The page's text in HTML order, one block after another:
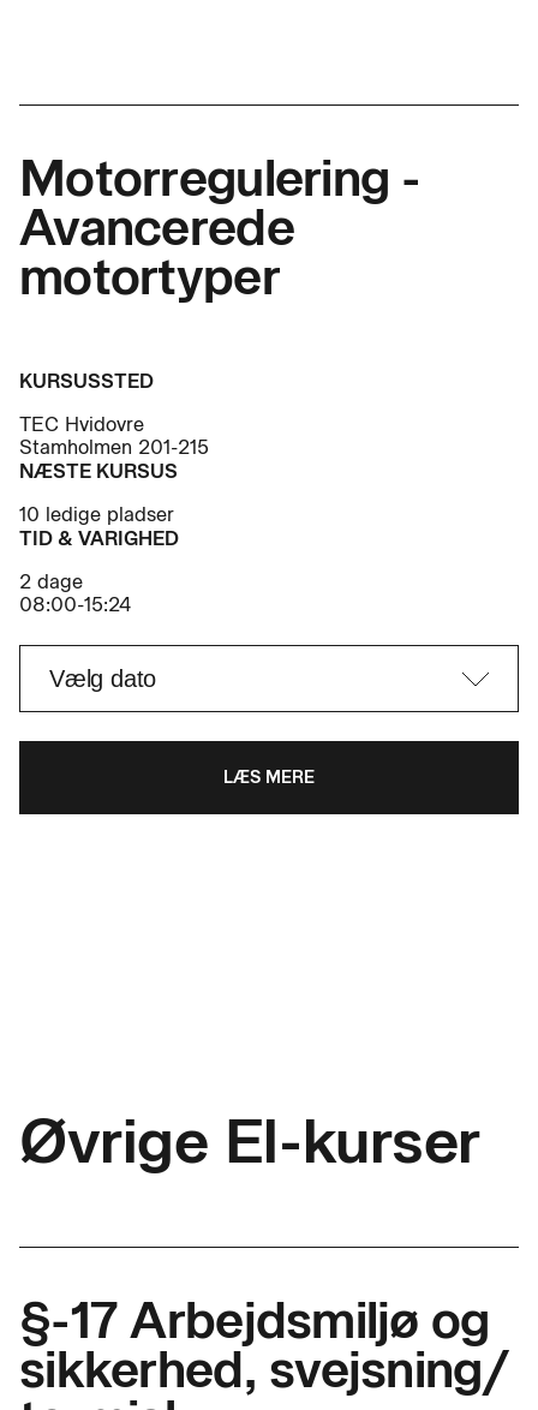
Motorregulering -
Avancerede
motortyper
KURSUSSTED
TEC Hvidovre
Stamholmen 201-215
NÆSTE KURSUS
10 ledige pladser
TID & VARIGHED
2 dage
08:00-15:24
LÆS MERE
Øvrige El-kurser
§-17 Arbejdsmiljø og
sikkerhed, svejsning/